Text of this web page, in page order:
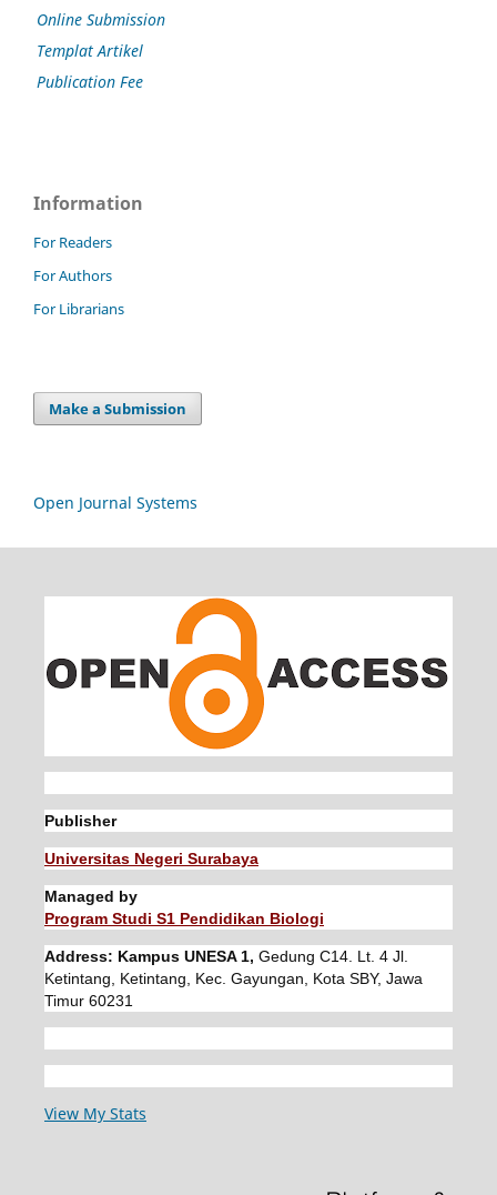
Online Submission
Templat Artikel
Publication Fee
Information
For Readers
For Authors
For Librarians
Make a Submission
Open Journal Systems
Publisher
Universitas Negeri Surabaya
Managed by
Program Studi S1 Pendidikan Biologi
Address: Kampus UNESA 1, Gedung C14. Lt. 4 Jl.
Ketintang, Ketintang, Kec. Gayungan, Kota SBY, Jawa
Timur 60231
View My Stats